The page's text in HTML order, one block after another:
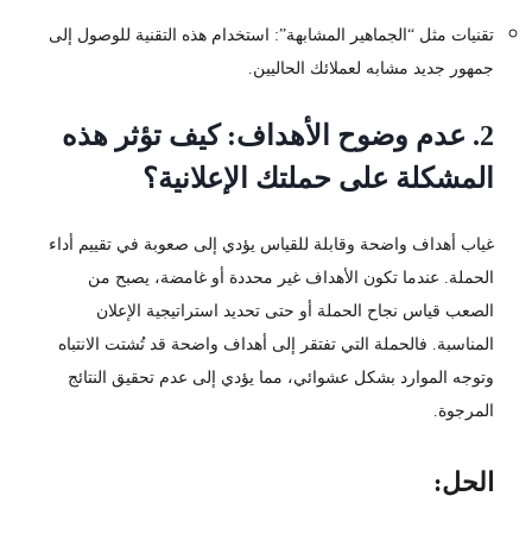
تقنيات مثل “الجماهير المشابهة”: استخدام هذه التقنية للوصول إلى
جمهور جديد مشابه لعملائك الحاليين.
2. عدم وضوح الأهداف: كيف تؤثر هذه
المشكلة على حملتك الإعلانية؟
غياب أهداف واضحة وقابلة للقياس يؤدي إلى صعوبة في تقييم أداء
الحملة. عندما تكون الأهداف غير محددة أو غامضة، يصبح من
الصعب قياس نجاح الحملة أو حتى تحديد استراتيجية الإعلان
المناسبة. فالحملة التي تفتقر إلى أهداف واضحة قد تُشتت الانتباه
وتوجه الموارد بشكل عشوائي، مما يؤدي إلى عدم تحقيق النتائج
المرجوة.
الحل: